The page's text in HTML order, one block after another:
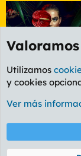
Foro Cine
Cookies
PL
Utilizamos
y cookies
Ver más